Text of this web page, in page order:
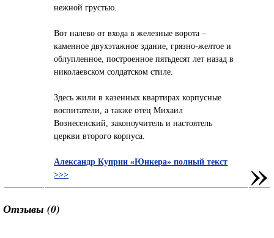
нежной грустью.
Вот налево от входа в железные ворота –
каменное двухэтажное здание, грязно-желтое и
облупленное, построенное пятьдесят лет назад в
николаевском солдатском стиле.
Здесь жили в казенных квартирах корпусные
воспитатели, а также отец Михаил
Вознесенский, законоучитель и настоятель
церкви второго корпуса.
Александр Куприн «Юнкера» полный текст
>>>
»
Отзывы (0)